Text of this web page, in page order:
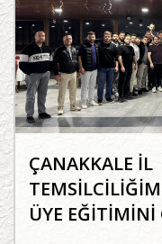
ÇANAKKALE İL
ÜYE EĞİTİMİNİ